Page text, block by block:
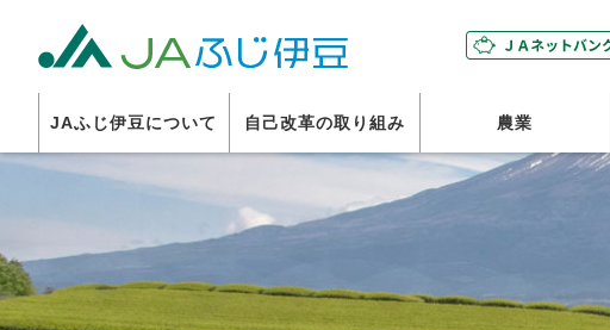
富士伊豆農
JAふじ伊豆について 自己改革の取り組み 農業